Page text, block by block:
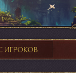
ИГРОКОВ